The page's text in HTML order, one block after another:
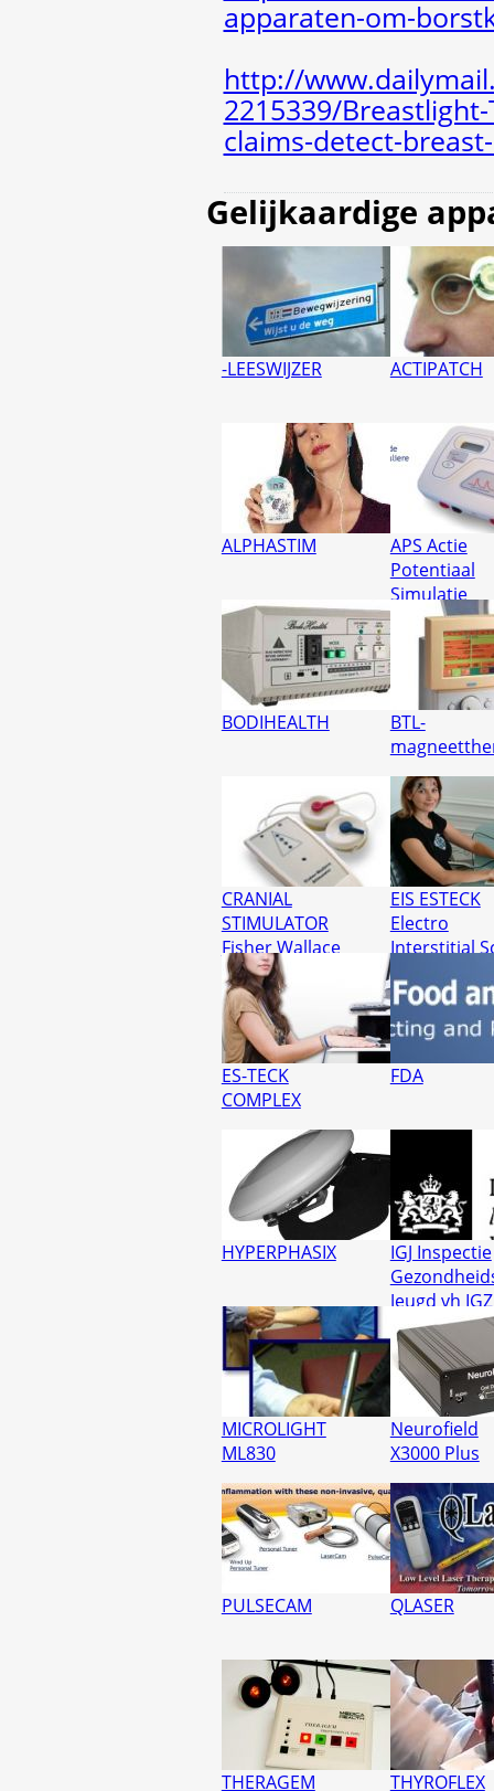
apparaten-om-
http://
2215339/
claims-detect-
Gelijkaardige
-LEESWIJZER ACTIPATCH
ALPHASTIM
APS Actie
Potentiaal
Simulatie
BODIHEALTH
BTL-
CRANIAL
STIMULATOR
Fisher Wallace
EIS ESTECK
Electro
Interstitial
ES-TECK
COMPLEX
FDA
HYPERPHASIX
IGJ Inspectie
Jeugd vh IGZ
MICROLIGHT
ML830
Neurofield
X3000 Plus
PULSECAM QLASER
THERAGEM THYROFLEX